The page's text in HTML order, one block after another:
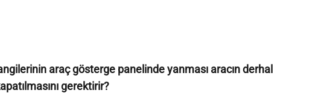
araç gösterge panelinde yanması aracın derhal
gerektirir?